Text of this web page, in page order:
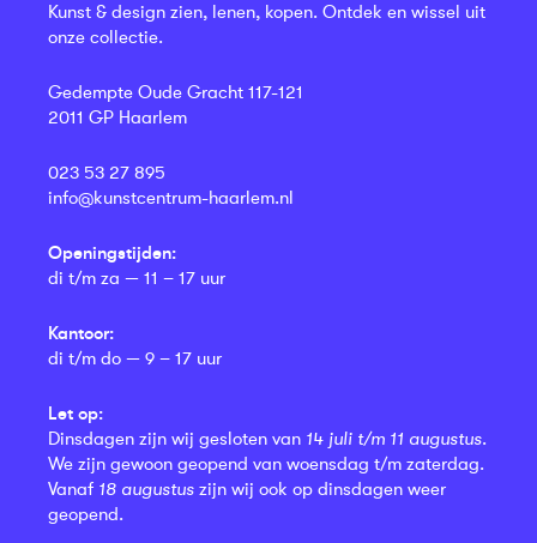
Kunst & design zien, lenen, kopen. Ontdek en wissel uit
onze collectie.
Gedempte Oude Gracht 117-121
2011 GP Haarlem
023 53 27 895
info@kunstcentrum-haarlem.nl
Openingstijden:
di t/m za — 11 – 17 uur
Kantoor:
di t/m do — 9 – 17 uur
Let op:
Dinsdagen zijn wij gesloten van 14 juli t/m 11 augustus.
We zijn gewoon geopend van woensdag t/m zaterdag.
Vanaf 18 augustus zijn wij ook op dinsdagen weer
geopend.